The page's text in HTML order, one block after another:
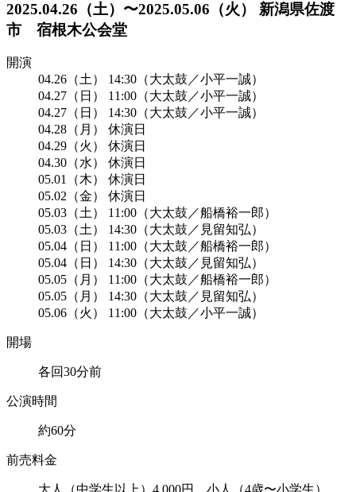
2025.04.26（土）〜2025.05.06（火） 新潟県佐渡
市 宿根木公会堂
開演
04.26（土） 14:30（大太鼓／小平一誠）
04.27（日） 11:00（大太鼓／小平一誠）
04.27（日） 14:30（大太鼓／小平一誠）
04.28（月） 休演日
04.29（火） 休演日
04.30（水） 休演日
05.01（木） 休演日
05.02（金） 休演日
05.03（土） 11:00（大太鼓／船橋裕一郎）
05.03（土） 14:30（大太鼓／見留知弘）
05.04（日） 11:00（大太鼓／船橋裕一郎）
05.04（日） 14:30（大太鼓／見留知弘）
05.05（月） 11:00（大太鼓／船橋裕一郎）
05.05（月） 14:30（大太鼓／見留知弘）
05.06（火） 11:00（大太鼓／小平一誠）
開場
各回30分前
公演時間
約60分
前売料金